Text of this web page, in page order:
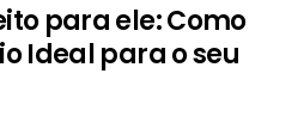
para ele: Como
Ideal para o seu